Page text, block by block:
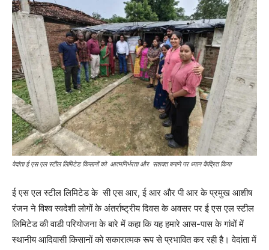
वेदांता ई एस एल स्टील लिमिटेड किसानों को आत्मनिर्भरता और सशक्त बनाने पर ध्यान केंद्रित किया
ई एस एल स्टील लिमिटेड के सी एस आर, ई आर और पी आर के प्रमुख आशीष
रंजन ने विश्व स्वदेशी लोगों के अंतर्राष्ट्रीय दिवस के अवसर पर ई एस एल स्टील
लिमिटेड की वाडी परियोजना के बारे में कहा कि यह हमारे आस-पास के गांवों में
स्थानीय आदिवासी किसानों को सकारात्मक रूप से प्रभावित कर रही है। वेदांता में